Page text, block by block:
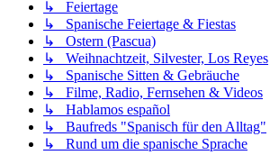
↳ Feiertage
↳ Spanische Feiertage & Fiestas
↳ Ostern (Pascua)
↳ Weihnachtzeit, Silvester, Los Reyes
↳ Spanische Sitten & Gebräuche
↳ Filme, Radio, Fernsehen & Videos
↳ Hablamos español
↳ Baufreds "Spanisch für den Alltag"
↳ Rund um die spanische Sprache